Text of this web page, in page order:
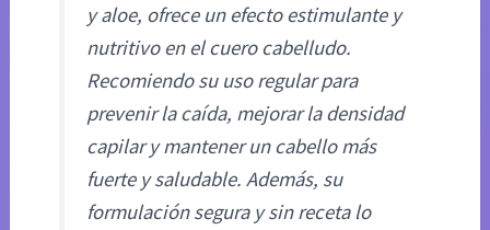
y aloe, ofrece un efecto estimulante y
nutritivo en el cuero cabelludo.
Recomiendo su uso regular para
prevenir la caída, mejorar la densidad
capilar y mantener un cabello más
fuerte y saludable. Además, su
formulación segura y sin receta lo